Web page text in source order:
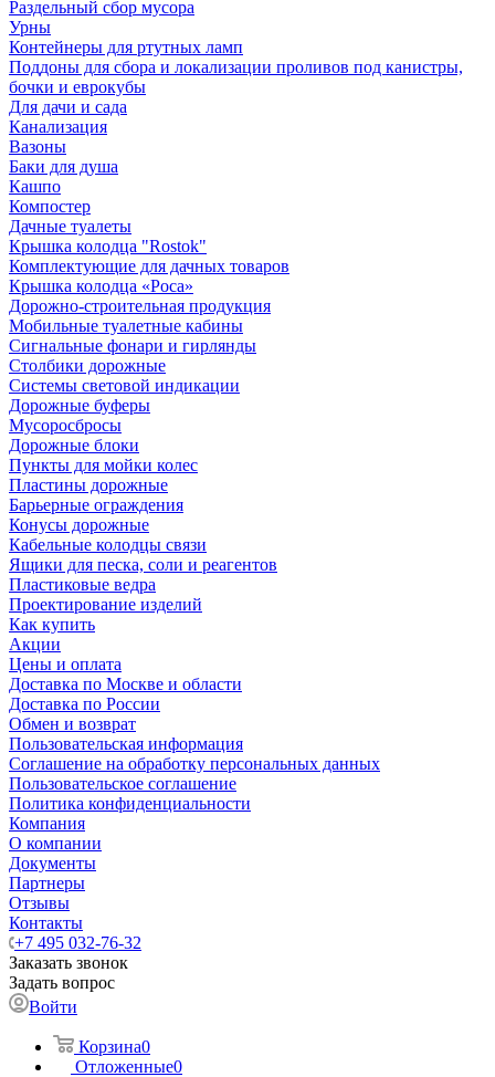
Раздельный сбор мусора
Урны
Контейнеры для ртутных ламп
Поддоны для сбора и локализации проливов под канистры,
бочки и еврокубы
Для дачи и сада
Канализация
Вазоны
Баки для душа
Кашпо
Компостер
Дачные туалеты
Крышка колодца "Rostok"
Комплектующие для дачных товаров
Крышка колодца «Роса»
Дорожно-строительная продукция
Мобильные туалетные кабины
Сигнальные фонари и гирлянды
Столбики дорожные
Системы световой индикации
Дорожные буферы
Мусоросбросы
Дорожные блоки
Пункты для мойки колес
Пластины дорожные
Барьерные ограждения
Конусы дорожные
Кабельные колодцы связи
Ящики для песка, соли и реагентов
Пластиковые ведра
Проектирование изделий
Как купить
Акции
Цены и оплата
Доставка по Москве и области
Доставка по России
Обмен и возврат
Пользовательская информация
Соглашение на обработку персональных данных
Пользовательское соглашение
Политика конфиденциальности
Компания
О компании
Документы
Партнеры
Отзывы
Контакты
+7 495 032-76-32
Заказать звонок
Задать вопрос
Войти
Корзина0
Отложенные0